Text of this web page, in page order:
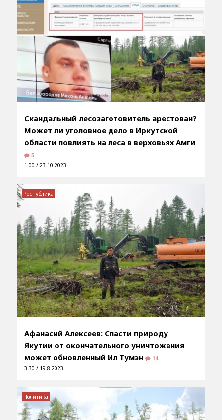
Скандальный лесозаготовитель арестован?
Может ли уголовное дело в Иркутской
области повлиять на леса в верховьях Амги
5
1:00 / 23.10.2023
Афанасий Алексеев: Спасти природу
Якутии от окончательного уничтожения
может обновленный Ил Тумэн
14
3:30 / 19.8.2023
Республика
Политика